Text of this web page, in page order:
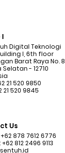
Digital Teknologi
I, 6th floor
Barat Raya No. 8
- 12710
21 520 9850
21 520 9845
Us
878 7612 6776
812 2496 9113